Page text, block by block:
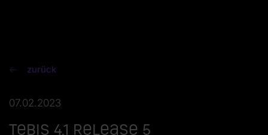
zurück
07.02.2023
Tebis 4.1 Release 5